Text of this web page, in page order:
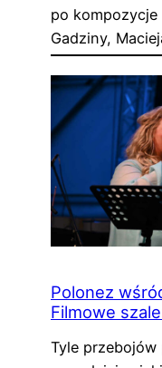
po kompozycje
Gadziny,
Polonez
Filmowe
Tyle